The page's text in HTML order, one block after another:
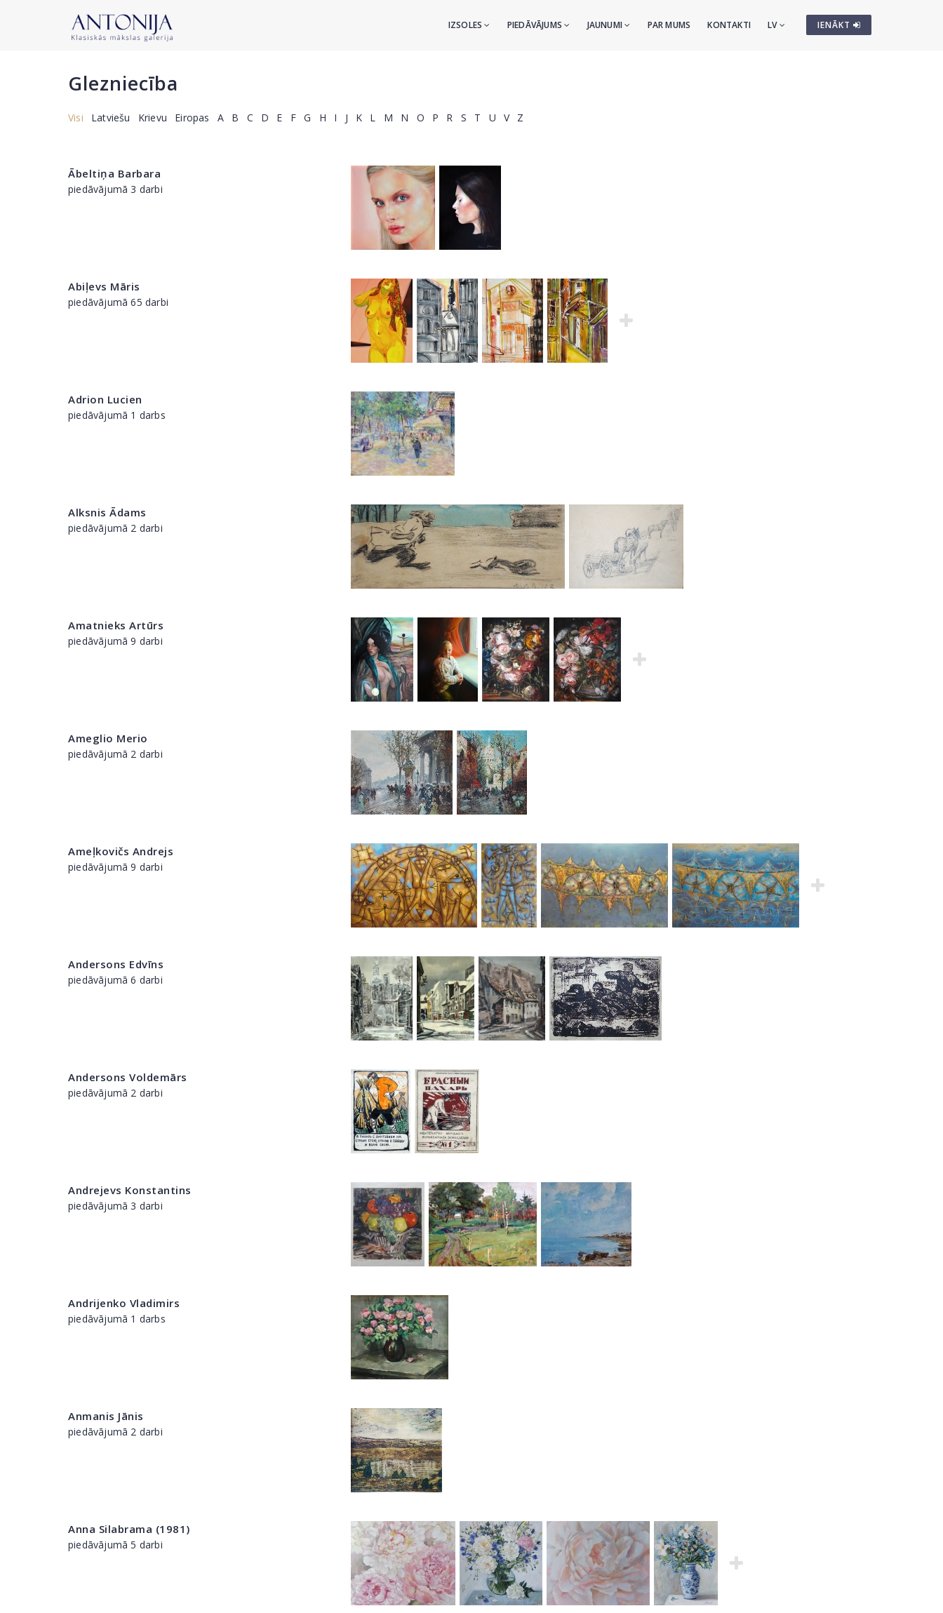
IENĀKT
IZSOLES PIEDĀVĀJUMS JAUNUMI PAR MUMS KONTAKTI LV
Glezniecība
Visi Latviešu Krievu Eiropas A B C D E F G H I J K L M N O P R S T U V Z
Ābeltiņa Barbara
piedāvājumā 3 darbi
Abiļevs Māris
piedāvājumā 65 darbi
Adrion Lucien
piedāvājumā 1 darbs
Alksnis Ādams
piedāvājumā 2 darbi
Amatnieks Artūrs
piedāvājumā 9 darbi
Ameglio Merio
piedāvājumā 2 darbi
Ameļkovičs Andrejs
piedāvājumā 9 darbi
Andersons Edvīns
piedāvājumā 6 darbi
Andersons Voldemārs
piedāvājumā 2 darbi
Andrejevs Konstantins
piedāvājumā 3 darbi
Andrijenko Vladimirs
piedāvājumā 1 darbs
Anmanis Jānis
piedāvājumā 2 darbi
Anna Silabrama (1981)
piedāvājumā 5 darbi